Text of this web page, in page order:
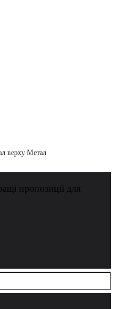
верху Метал
пропозиції для